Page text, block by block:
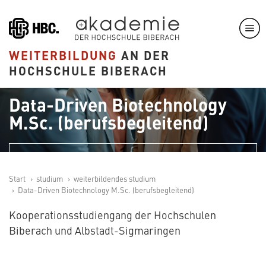
zum
Inhalt
WEITERBILDUNG AN DER
HOCHSCHULE BIBERACH
IBIT
Data-Driven Biotechnology
M.Sc. (berufsbegleitend)
Jetzt bewerben
Start studium
weiterbildendes studium
Data-Driven Biotechnology M.Sc. (berufsbegleitend)
Kooperationsstudiengang der Hochschulen
Biberach und Albstadt-Sigmaringen